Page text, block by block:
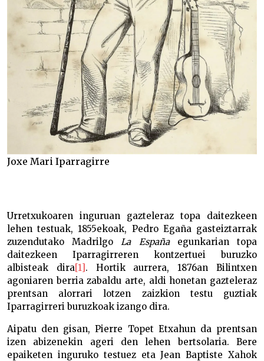
Joxe Mari Iparragirre
Urretxukoaren inguruan gazteleraz topa daitezkeen
lehen testuak, 1855ekoak, Pedro Egaña gasteiztarrak
zuzendutako MadrilgoLa Españaegunkarian topa
daitezkeen Iparragirreren kontzertuei buruzko
albisteak dira[1]. Hortik aurrera, 1876an Bilintxen
agoniaren berria zabaldu arte, aldi honetan gazteleraz
prentsan alorrari lotzen zaizkion testu guztiak
Iparragirreri buruzkoak izango dira.
Aipatu den gisan, Pierre Topet Etxahun da prentsan
izen abizenekin ageri den lehen bertsolaria. Bere
epaiketen inguruko testuez eta Jean Baptiste Xahok